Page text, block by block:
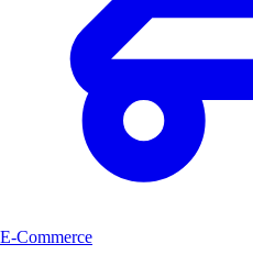
E-Commerce